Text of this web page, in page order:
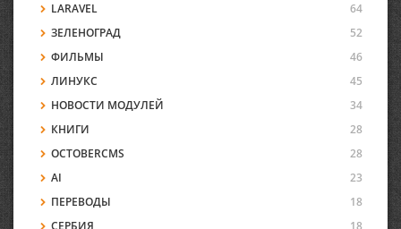
LARAVEL
64
ЗЕЛЕНОГРАД
52
ФИЛЬМЫ
46
ЛИНУКС
45
НОВОСТИ МОДУЛЕЙ
34
КНИГИ
28
OCTOBERCMS
28
AI
23
ПЕРЕВОДЫ
18
СЕРБИЯ
18